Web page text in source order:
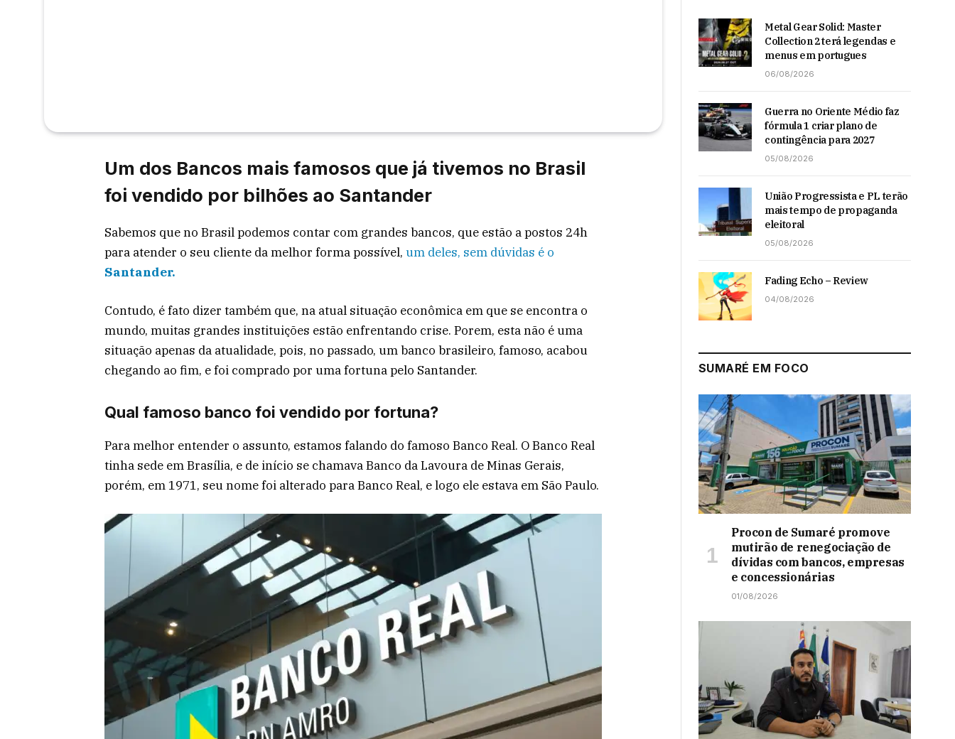
Um dos Bancos mais famosos que já tivemos no Brasil
foi vendido por bilhões ao Santander
Sabemos que no Brasil podemos contar com grandes bancos, que estão a postos 24h
para atender o seu cliente da melhor forma possível, um deles, sem dúvidas é o
Santander.
Contudo, é fato dizer também que, na atual situação econômica em que se encontra o
mundo, muitas grandes instituições estão enfrentando crise. Porem, esta não é uma
situação apenas da atualidade, pois, no passado, um banco brasileiro, famoso, acabou
chegando ao fim, e foi comprado por uma fortuna pelo Santander.
Qual famoso banco foi vendido por fortuna?
Para melhor entender o assunto, estamos falando do famoso Banco Real. O Banco Real
tinha sede em Brasília, e de início se chamava Banco da Lavoura de Minas Gerais,
porém, em 1971, seu nome foi alterado para Banco Real, e logo ele estava em São Paulo.
Metal Gear Solid: Master
Collection 2 terá legendas e
menus em portugues
06/08/2026
Guerra no Oriente Médio faz
fórmula 1 criar plano de
contingência para 2027
05/08/2026
União Progressista e PL terão
mais tempo de propaganda
eleitoral
05/08/2026
Fading Echo – Review
04/08/2026
SUMARÉ EM FOCO
Procon de Sumaré promove
mutirão de renegociação de
dívidas com bancos, empresas
e concessionárias
01/08/2026